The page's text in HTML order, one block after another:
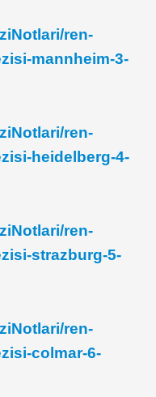
ren-
mannheim-3-
ren-
heidelberg-4-
ren-
strazburg-5-
ren-
colmar-6-